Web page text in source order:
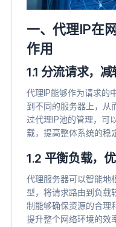
一、代理IP在
作用
1.1 分流请求，
代理IP能够作为请求的
到不同的服务器上，从
过代理IP池的管理，可
载，提高整体系统的稳
1.2 平衡负载，
代理服务器可以智能地
型，将请求路由到负载
制能够确保资源的合理
提升整个网络环境的效